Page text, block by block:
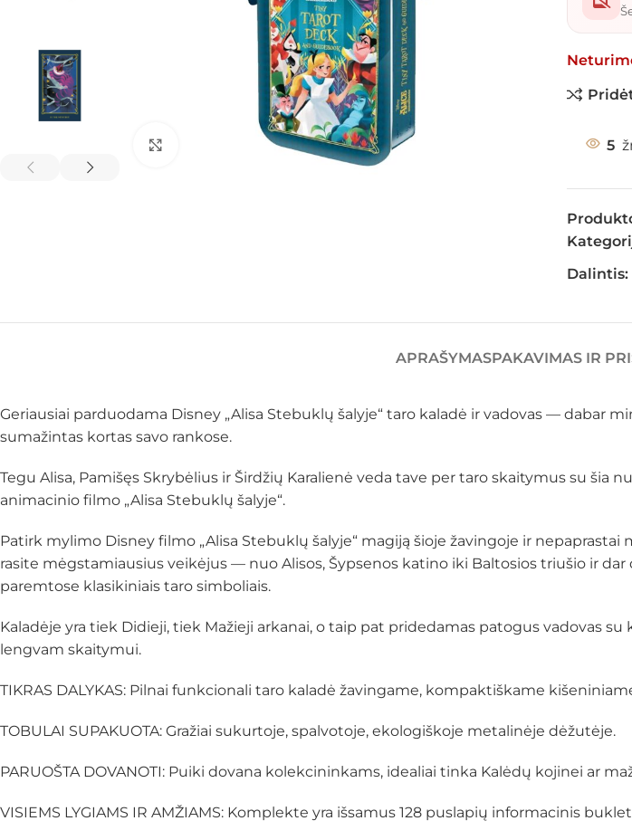
Spustelėkite, kad padidintumėte 5
Dalintis:
APRAŠYMASPAKAVIMAS IR
Geriausiai parduodama Disney „Alisa Stebuklų šalyje“ taro kaladė ir vadovas — dabar
sumažintas kortas savo rankose.
Tegu Alisa, Pamišęs Skrybėlius ir Širdžių Karalienė veda tave per taro skaitymus su
animacinio filmo „Alisa Stebuklų šalyje“.
Patirk mylimo Disney filmo „Alisa Stebuklų šalyje“ magiją šioje žavingoje ir
rasite mėgstamiausius veikėjus — nuo Alisos, Šypsenos katino iki Baltosios triušio ir
paremtose klasikiniais taro simboliais.
Kaladėje yra tiek Didieji, tiek Mažieji arkanai, o taip pat pridedamas patogus vadovas
lengvam skaitymui.
TIKRAS DALYKAS: Pilnai funkcionali taro kaladė žavingame, kompaktiškame
TOBULAI SUPAKUOTA: Gražiai sukurtoje, spalvotoje, ekologiškoje metalinėje dėžutėje.
PARUOŠTA DOVANOTI: Puiki dovana kolekcininkams, idealiai tinka Kalėdų kojinei ar
VISIEMS LYGIAMS IR AMŽIAMS: Komplekte yra išsamus 128 puslapių informacinis